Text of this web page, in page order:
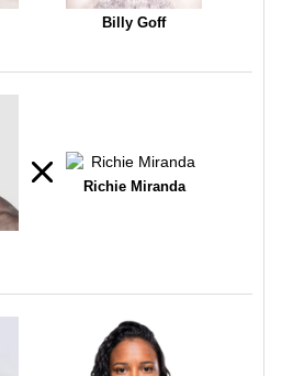
Billy Goff
Richie Miranda